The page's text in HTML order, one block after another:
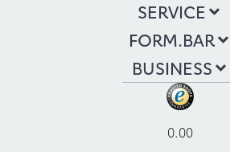
SERVICE
FORM.BAR
BUSINESS
0.00